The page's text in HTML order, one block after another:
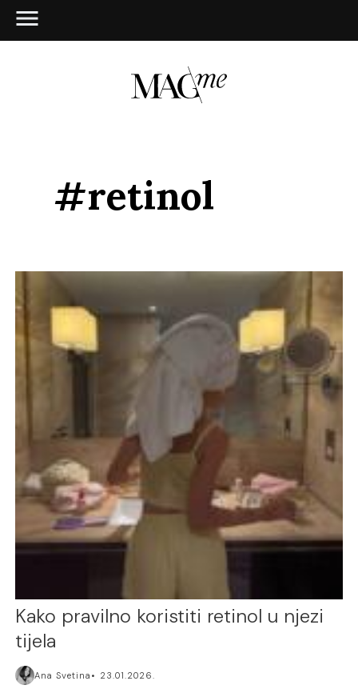
#retinol
Kako pravilno koristiti retinol u njezi
tijela
Ana Svetina 23.01.2026.